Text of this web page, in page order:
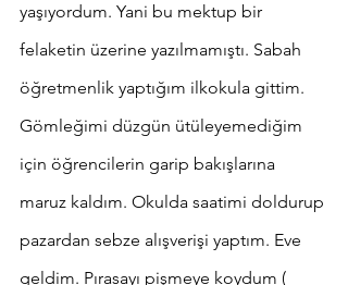
yaşıyordum. Yani bu mektup bir
felaketin üzerine yazılmamıştı. Sabah
öğretmenlik yaptığım ilkokula gittim.
Gömleğimi düzgün ütüleyemediğim
için öğrencilerin garip bakışlarına
maruz kaldım. Okulda saatimi doldurup
pazardan sebze alışverişi yaptım. Eve
geldim. Pırasayı pişmeye koydum (